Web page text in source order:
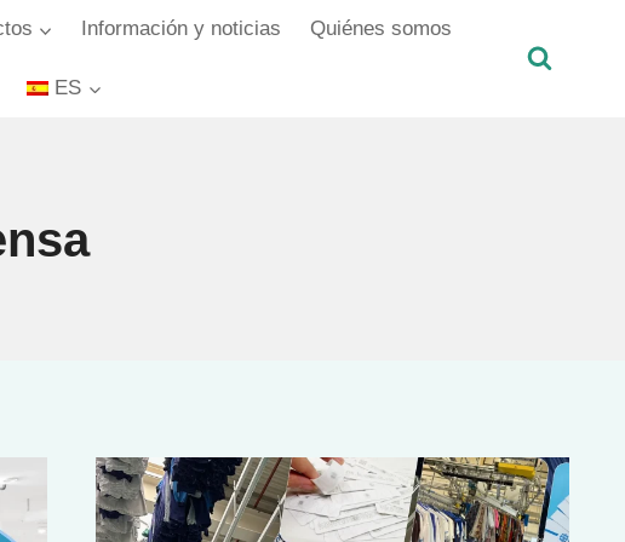
Información y noticias Quiénes somos
ES